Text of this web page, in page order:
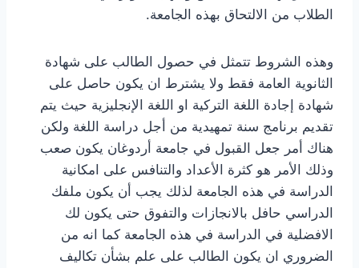
الطلاب من الالتحاق بهذه الجامعة.
وهذه الشروط تتمثل في حصول الطالب على شهادة
الثانوية العامة فقط ولا يشترط ان يكون حاصل على
شهادة إجادة اللغة التركية او اللغة الإنجليزية حيث يتم
تقديم برنامج سنة تمهيدية من أجل دراسة اللغة ولكن
هناك أمر جعل القبول في جامعة أردوغان يكون صعب
وذلك الأمر هو كثرة الأعداد والتنافس على امكانية
الدراسة في هذه الجامعة لذلك يجب أن يكون ملفك
الدراسي حافل بالانجازات والتفوق حتى يكون لك
الافضلية في الدراسة في هذه الجامعة كما انه من
الضروري ان يكون الطالب على علم بشأن تكاليف